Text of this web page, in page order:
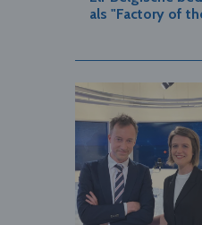
als "Factory of